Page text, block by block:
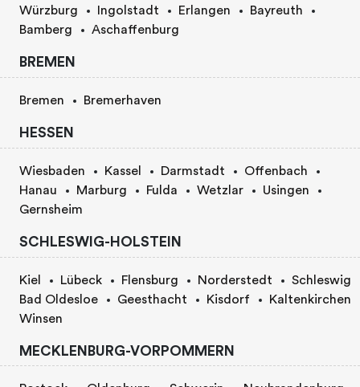
Würzburg
Ingolstadt Erlangen
Bayreuth
Bamberg
Aschaffenburg
BREMEN
Bremen Bremerhaven
HESSEN
Wiesbaden Kassel Darmstadt
Offenbach
Hanau
Marburg Fulda Wetzlar
Usingen
Gernsheim
SCHLESWIG-HOLSTEIN
Kiel Lübeck Flensburg Norderstedt
Schleswig
Bad Oldesloe
Geesthacht Kisdorf
Kaltenkirchen
Winsen
MECKLENBURG-VORPOMMERN